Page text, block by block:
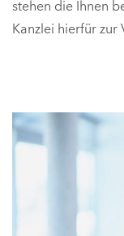
stehen die Ihnen
Kanzlei hierfür zur